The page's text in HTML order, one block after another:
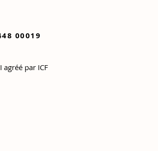
00019
agréé par ICF